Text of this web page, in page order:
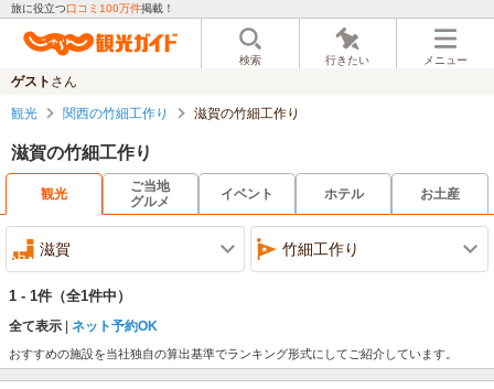
旅に役立つ口コミ100万件掲載！
検索 行きたい メニュー
ゲスト さん
観光 関西の竹細工作り 滋賀の竹細工作り
滋賀の竹細工作り
観光
ご当地
グルメ
イベント ホテル お土産
滋賀 竹細工作り
1 - 1件 （全1件中）
全て表示 ネット予約OK
おすすめの施設を当社独自の算出基準でランキング形式にしてご紹介しています。